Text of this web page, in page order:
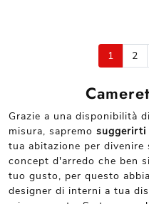
1 2
Grazie a una disponibilità
misura, sapremo suggerirti
tua abitazione per divenire
concept d'arredo che ben
tuo gusto, per questo
designer di interni a tua